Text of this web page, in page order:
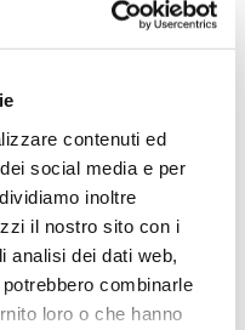
contenuti ed
social media e per
inoltre
il nostro sito con i
analisi dei dati web,
combinarle
loro o che hanno
situato al piano
oltre a due locali ad uso